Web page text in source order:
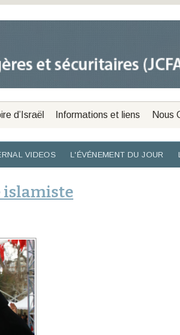
d’Israël Informations et liens Nous
VIDEOS L'ÉVÉNEMENT DU JOUR
islamiste